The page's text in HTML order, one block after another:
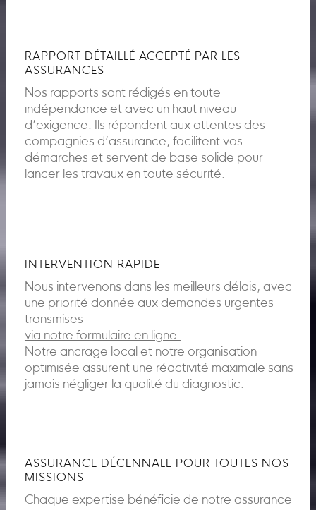
RAPPORT DÉTAILLÉ ACCEPTÉ PAR LES
ASSURANCES
Nos rapports sont rédigés en toute
indépendance et avec un haut niveau
d’exigence. Ils répondent aux attentes des
compagnies d’assurance, facilitent vos
démarches et servent de base solide pour
lancer les travaux en toute sécurité.
INTERVENTION RAPIDE
Nous intervenons dans les meilleurs délais, avec
une priorité donnée aux demandes urgentes
transmises
via notre formulaire en ligne.
Notre ancrage local et notre organisation
optimisée assurent une réactivité maximale sans
jamais négliger la qualité du diagnostic.
ASSURANCE DÉCENNALE POUR TOUTES NOS
MISSIONS
Chaque expertise bénéficie de notre assurance